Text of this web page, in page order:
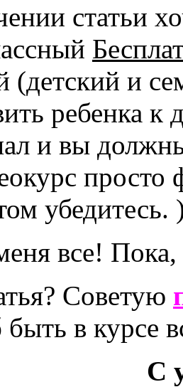
статьи
(детский и
ребенка к
и вы
убедитесь.
все!
Советую
быть в курсе
С